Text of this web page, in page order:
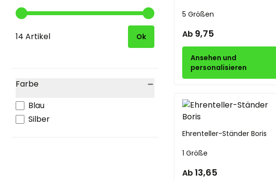
14 Artikel Ok
Farbe
Blau
Silber
5 Größen
Ab 9,75
Ansehen und
personalisieren
Ehrenteller-Ständer Boris
1 Größe
Ab13,65